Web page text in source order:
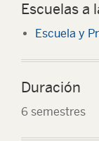
Escuelas a
Escuela y
Duración
6 semestres